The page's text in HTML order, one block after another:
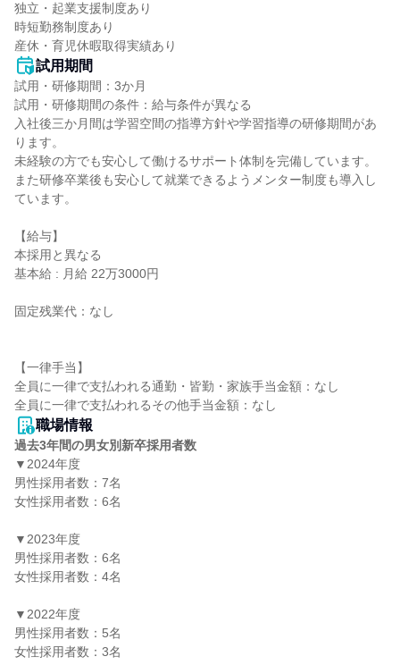
独立・起業支援制度あり
時短勤務制度あり
産休・育児休暇取得実績あり
試用期間
試用・研修期間：3か月
試用・研修期間の条件：給与条件が異なる
入社後三か月間は学習空間の指導方針や学習指導の研修期間があ
ります。
未経験の方でも安心して働けるサポート体制を完備しています。
また研修卒業後も安心して就業できるようメンター制度も導入し
ています。
【給与】
本採用と異なる
基本給 : 月給 22万3000円
固定残業代：なし
【一律手当】
全員に一律で支払われる通勤・皆勤・家族手当金額：なし
職場情報
過去3年間の男女別新卒採用者数
▼2024年度
男性採用者数：7名
女性採用者数：6名
▼2023年度
男性採用者数：6名
女性採用者数：4名
▼2022年度
男性採用者数：5名
女性採用者数：3名